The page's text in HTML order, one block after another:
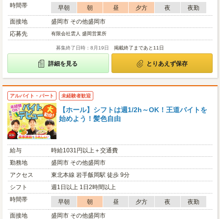
時間帯
早朝 朝 昼 夕方 夜
夜勤
面接地
盛岡市 その他盛岡市
応募先
有限会社雲人 盛岡営業所
募集終了日時：8月19日 掲載終了まであと11日
詳細を見る とりあえず保存
アルバイト・パート 未経験者歓迎
【ホール】シフトは週1/2h～OK！王道バイトを
始めよう！髪色自由
給与
時給1031円以上＋交通費
勤務地
盛岡市 その他盛岡市
アクセス
東北本線 岩手飯岡駅 徒歩 9分
シフト
週1日以上 1日2時間以上
時間帯
早朝 朝 昼 夕方 夜
夜勤
面接地
盛岡市 その他盛岡市